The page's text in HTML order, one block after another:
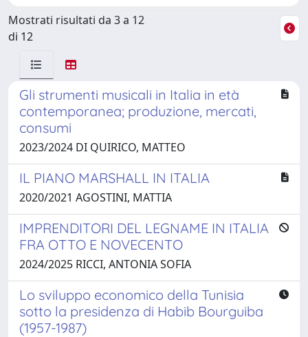
Mostrati risultati da 3 a 12
di 12
Gli strumenti musicali in Italia in età
contemporanea; produzione, mercati,
consumi
2023/2024 DI QUIRICO, MATTEO
IL PIANO MARSHALL IN ITALIA
2020/2021 AGOSTINI, MATTIA
IMPRENDITORI DEL LEGNAME IN ITALIA
FRA OTTO E NOVECENTO
2024/2025 RICCI, ANTONIA SOFIA
Lo sviluppo economico della Tunisia
sotto la presidenza di Habib Bourguiba
(1957-1987)